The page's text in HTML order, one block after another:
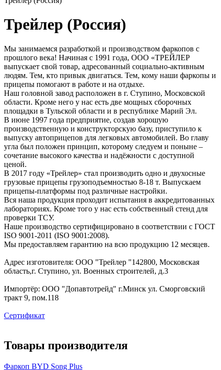
Трейлер (Россия)
Мы занимаемся разработкой и производством фаркопов с
прошлого века! Начиная с 1991 года, ООО «ТРЕЙЛЕР
выпускает свой товар, адресованный социально-активным
людям. Тем, кто привык двигаться. Тем, кому наши фаркопы и
прицепы помогают в работе и на отдыхе.
Наш головной завод расположен в г. Ступино, Московской
области. Кроме него у нас есть две мощных сборочных
площадки в Тульской области и в республике Марий Эл.
В июне 1997 года предприятие, создав хорошую
производственную и конструкторскую базу, приступило к
выпуску автоприцепов для легковых автомобилей. Во главу
угла был положен принцип, которому следуем и поныне –
сочетание высокого качества и надёжности с доступной
ценой.
В 2017 году «Трейлер» стал производить одно и двухосные
грузовые прицепы грузоподъемностью 8-18 т. Выпускаем
прицепы-платформы под различные настройки.
Вся наша продукция проходит испытания в аккредитованных
лабораториях. Кроме того у нас есть собственный стенд для
проверки ТСУ.
Наше производство сертифицировано в соответствии с ГОСТ
ISO 9001-2011 (ISO 9001:2008).
Мы предоставляем гарантию на всю продукцию 12 месяцев.
Адрес изготовителя: ООО "Трейлер "142800, Московская
область,г. Ступино, ул. Военных строителей, д.3
Импортёр: ООО "Допавтотрейд" г.Минск ул. Сморговский
тракт 9, пом.118
Сертификат
Товары производителя
Фаркоп BYD Song Plus